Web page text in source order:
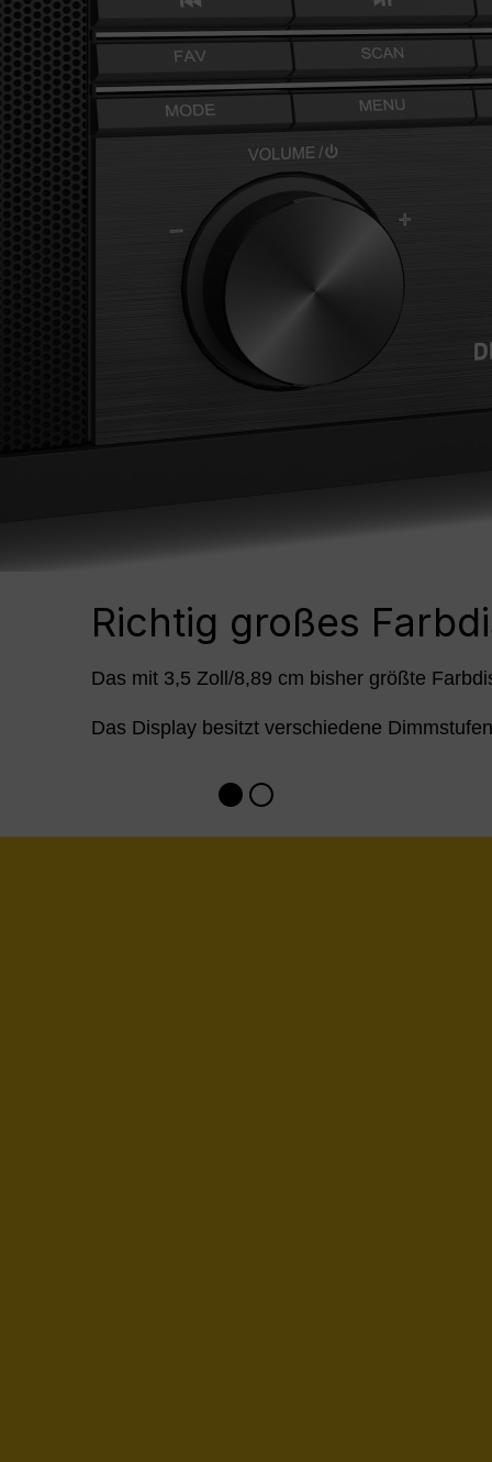
Richtig großes
Das mit 3,5 Zoll/8,89 cm bisher größte
Das Display besitzt verschiedene